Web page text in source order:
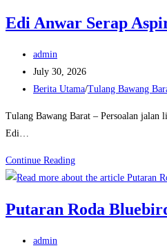
Bahu
Akses
Penghubung
di
Edi Anwar Serap
Post
author:
admin
Post
published:
July 30, 2026
Post
Berita Utama/Tulang Bawang
Tulang Bawang Barat – Persoalan jalan
Edi…
Continue ReadingEdi
Anwar
Aspirasi
Putaran Roda
Post
admin